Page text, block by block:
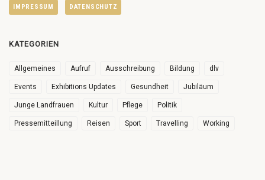
IMPRESSUM DATENSCHUTZ
KATEGORIEN
Allgemeines Aufruf Ausschreibung Bildung dlv
Events Exhibitions Updates Gesundheit Jubiläum
Junge Landfrauen Kultur Pflege Politik
Pressemitteillung Reisen Sport Travelling Working